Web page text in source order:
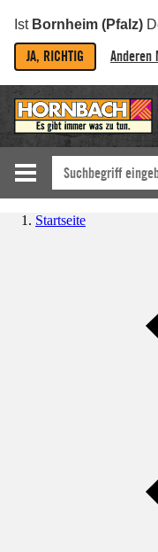
Ist Bornheim (Pfalz)
JA, RICHTIG Anderen
Startseite